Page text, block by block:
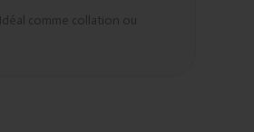
comme collation ou